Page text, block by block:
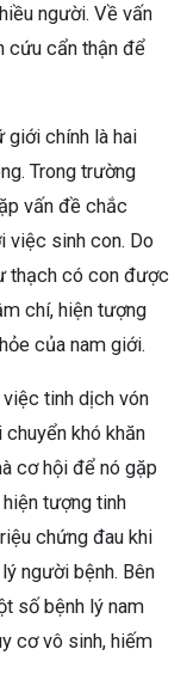
người. Về vấn
cứu cẩn thận để
giới chính là hai
Trong trường
vấn đề chắc
việc sinh con. Do
thạch có con được
chí, hiện tượng
của nam giới.
tinh dịch vón
khó khăn
cơ hội để nó gặp
tượng tinh
chứng đau khi
người bệnh. Bên
số bệnh lý nam
cơ vô sinh, hiếm